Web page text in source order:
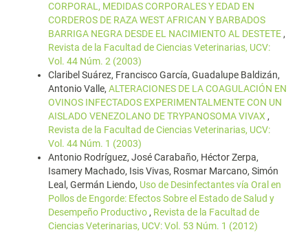
CORPORAL, MEDIDAS CORPORALES Y EDAD EN
CORDEROS DE RAZA WEST AFRICAN Y BARBADOS
BARRIGA NEGRA DESDE EL NACIMIENTO AL DESTETE ,
Revista de la Facultad de Ciencias Veterinarias, UCV:
Vol. 44 Núm. 2 (2003)
Claribel Suárez, Francisco García, Guadalupe Baldizán,
Antonio Valle, ALTERACIONES DE LA COAGULACIÓN EN
OVINOS INFECTADOS EXPERIMENTALMENTE CON UN
AISLADO VENEZOLANO DE TRYPANOSOMA VIVAX ,
Revista de la Facultad de Ciencias Veterinarias, UCV:
Vol. 44 Núm. 1 (2003)
Antonio Rodríguez, José Carabaño, Héctor Zerpa,
Isamery Machado, Isis Vivas, Rosmar Marcano, Simón
Leal, Germán Liendo, Uso de Desinfectantes vía Oral en
Pollos de Engorde: Efectos Sobre el Estado de Salud y
Desempeño Productivo , Revista de la Facultad de
Ciencias Veterinarias, UCV: Vol. 53 Núm. 1 (2012)